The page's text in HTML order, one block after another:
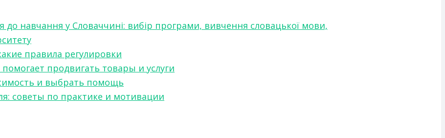
до навчання у Словаччині: вибір програми, вивчення словацької мови,
правила регулировки
продвигать товары и услуги
и выбрать помощь
советы по практике и мотивации